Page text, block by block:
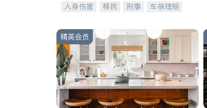
人身伤害 移民 刑事
车祸理赔
商标注册
索赔 律师-其它 保释
精英会员